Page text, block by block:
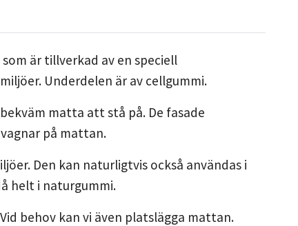
är tillverkad av en speciell
Underdelen är av cellgummi.
matta att stå på. De fasade
på mattan.
Den kan naturligtvis också användas i
helt i naturgummi.
behov kan vi även platslägga mattan.